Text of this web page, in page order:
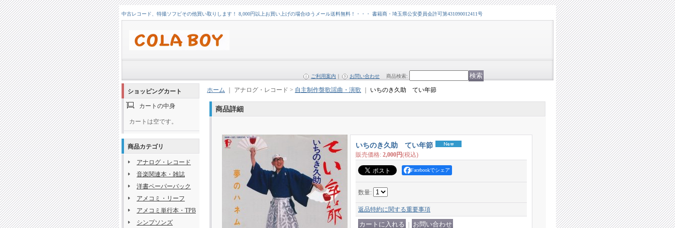
中古レコード、特撮ソフビその他買い取りします！ 8,000円以上お買い上げの場合ゆうメール送料無料！・・・ 書籍商・埼玉県公安委員会許可第431090012411号
ご利用案内 お問い合わせ 商品検索:
ショッピングカート
カートの中身
カートは空です。
商品カテゴリ
アナログ・レコード
音楽関連本・雑誌
洋書ペーパーバック
アメコミ・リーフ
アメコミ単行本・TPB
シンプソンズ
ホーム ｜ アナログ・レコード > 自主制作盤歌謡曲・演歌 いちのき久助 てい年節
商品詳細
いちのき久助 てい年節
販売価格: 2,000円(税込)
Facebookでシェア
数量:
返品特約に関する重要事項